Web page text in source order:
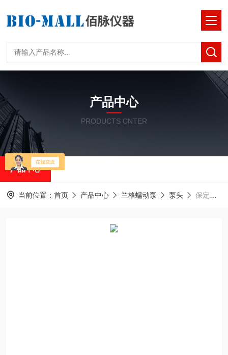
产品中心
PRODUCTS CNTER
产品中心
当前位置： 首页 产品中心 兰格蠕动泵 泵头 保定兰格蠕动泵泵头